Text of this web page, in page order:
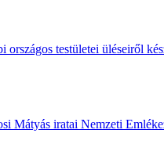
országos testületei üléseiről
Mátyás iratai Nemzeti